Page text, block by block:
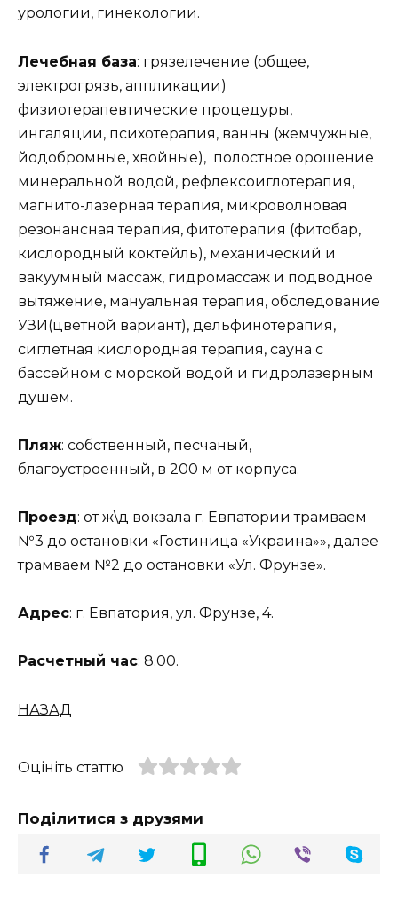
урологии, гинекологии.
Лечебная база: грязелечение (общее,
электрогрязь, аппликации)
физиотерапевтические процедуры,
ингаляции, психотерапия, ванны (жемчужные,
йодобромные, хвойные), полостное орошение
минеральной водой, рефлексоиглотерапия,
магнито-лазерная терапия, микроволновая
резонансная терапия, фитотерапия (фитобар,
кислородный коктейль), механический и
вакуумный массаж, гидромассаж и подводное
вытяжение, мануальная терапия, обследование
УЗИ(цветной вариант), дельфинотерапия,
сиглетная кислородная терапия, сауна с
бассейном с морской водой и гидролазерным
душем.
Пляж: собственный, песчаный,
благоустроенный, в 200 м от корпуса.
Проезд: от ж\д вокзала г. Евпатории трамваем
№3 до остановки «Гостиница «Украина»», далее
трамваем №2 до остановки «Ул. Фрунзе».
Адрес: г. Евпатория, ул. Фрунзе, 4.
Расчетный час: 8.00.
НАЗАД
Оцініть статтю
Поділитися з друзями